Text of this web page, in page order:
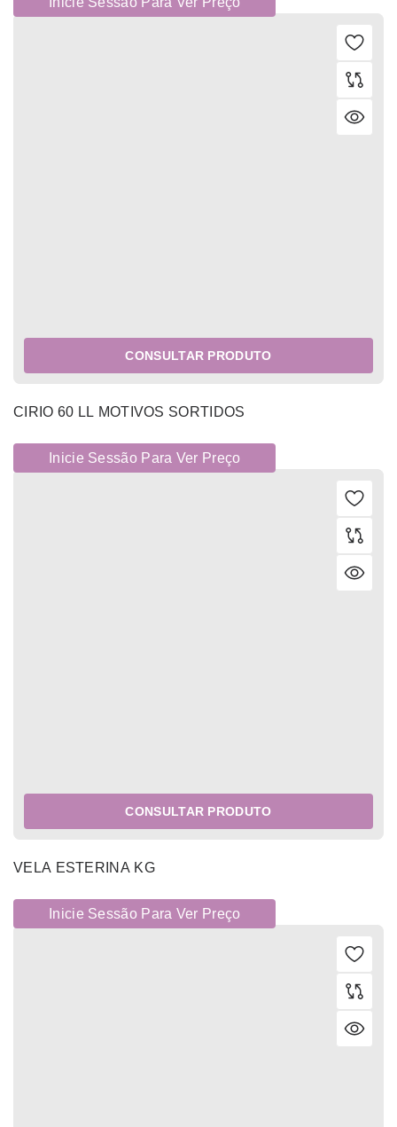
CONSULTAR PRODUTO
CIRIO 60 LL MOTIVOS SORTIDOS
Inicie Sessão Para Ver Preço
CONSULTAR PRODUTO
VELA ESTERINA KG
Inicie Sessão Para Ver Preço